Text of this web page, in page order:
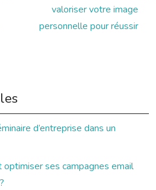
valoriser votre image
personnelle pour réussir
d’entreprise dans un
ses campagnes email